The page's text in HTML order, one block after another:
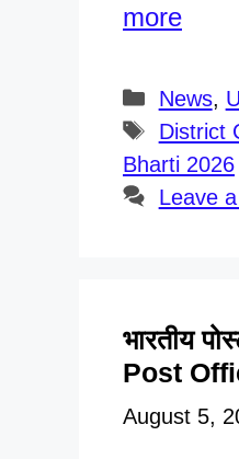
more
News,
Tags
District
Bharti 2026
Leave
भारतीय
Post
August 5,